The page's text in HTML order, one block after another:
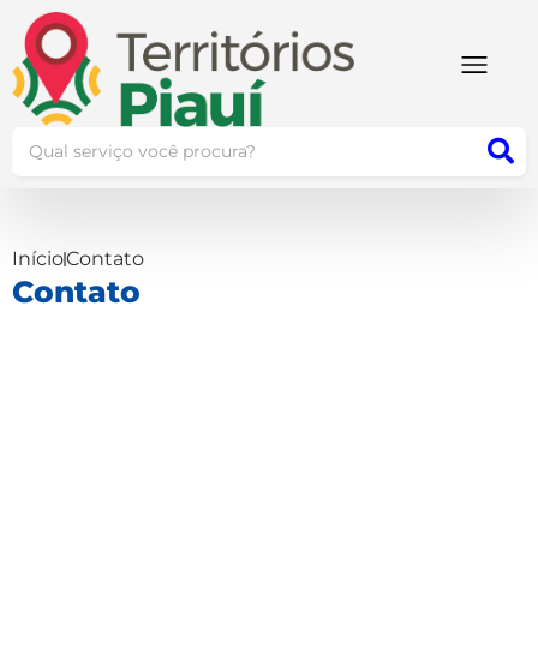
InícioContato
Contato